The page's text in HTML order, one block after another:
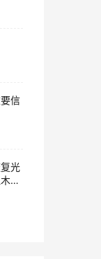
信
光
地